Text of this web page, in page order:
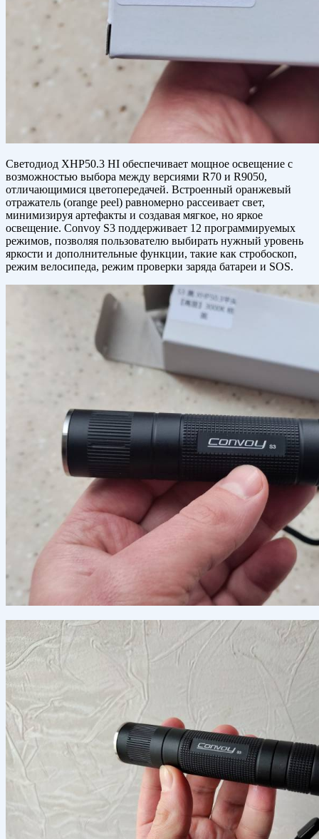
Светодиод XHP50.3 HI обеспечивает мощное освещение с
возможностью выбора между версиями R70 и R9050,
отличающимися цветопередачей. Встроенный оранжевый
отражатель (orange peel) равномерно рассеивает свет,
минимизируя артефакты и создавая мягкое, но яркое
освещение. Convoy S3 поддерживает 12 программируемых
режимов, позволяя пользователю выбирать нужный уровень
яркости и дополнительные функции, такие как стробоскоп,
режим велосипеда, режим проверки заряда батареи и SOS.